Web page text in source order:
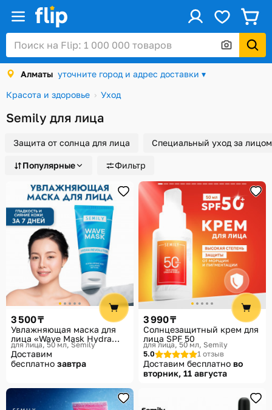
Алматы уточните город и адрес доставки ▾
Красота и здоровье
Уход
Semily для лица
Защита от солнца для лица Специальный уход за лицом
Популярные Фильтр
3 500 ₸
Увлажняющая маска для
лица «Wave Mask Hydra
Revolution»
для лица, 50 мл Semily
Доставим
бесплатно завтра
3 990 ₸
Солнцезащитный крем для
лица SPF 50
для лица, 50 мл Semily
5.0
1 отзыв
Доставим бесплатно во
вторник, 11 августа
Войти / Регистрация
Каталог
Скидки и акции
Подарочные карты
Заказы
Посылки
Алматы
Корзина
Избранное
История просмотров
Помощь
Способы доставки
Способы оплаты